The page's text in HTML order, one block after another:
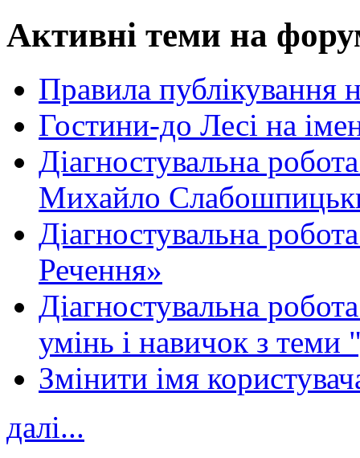
Активні теми на
Правила публікування
Гостини-до Лесі на
Діагностувальна
Михайло
Діагностувальна
Речення»
Діагностувальна
умінь і навичок з теми
Змінити імя
далі...